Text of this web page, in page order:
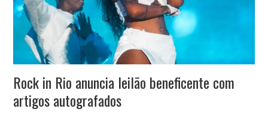
Rock in Rio anuncia leilão beneficente com
artigos autografados